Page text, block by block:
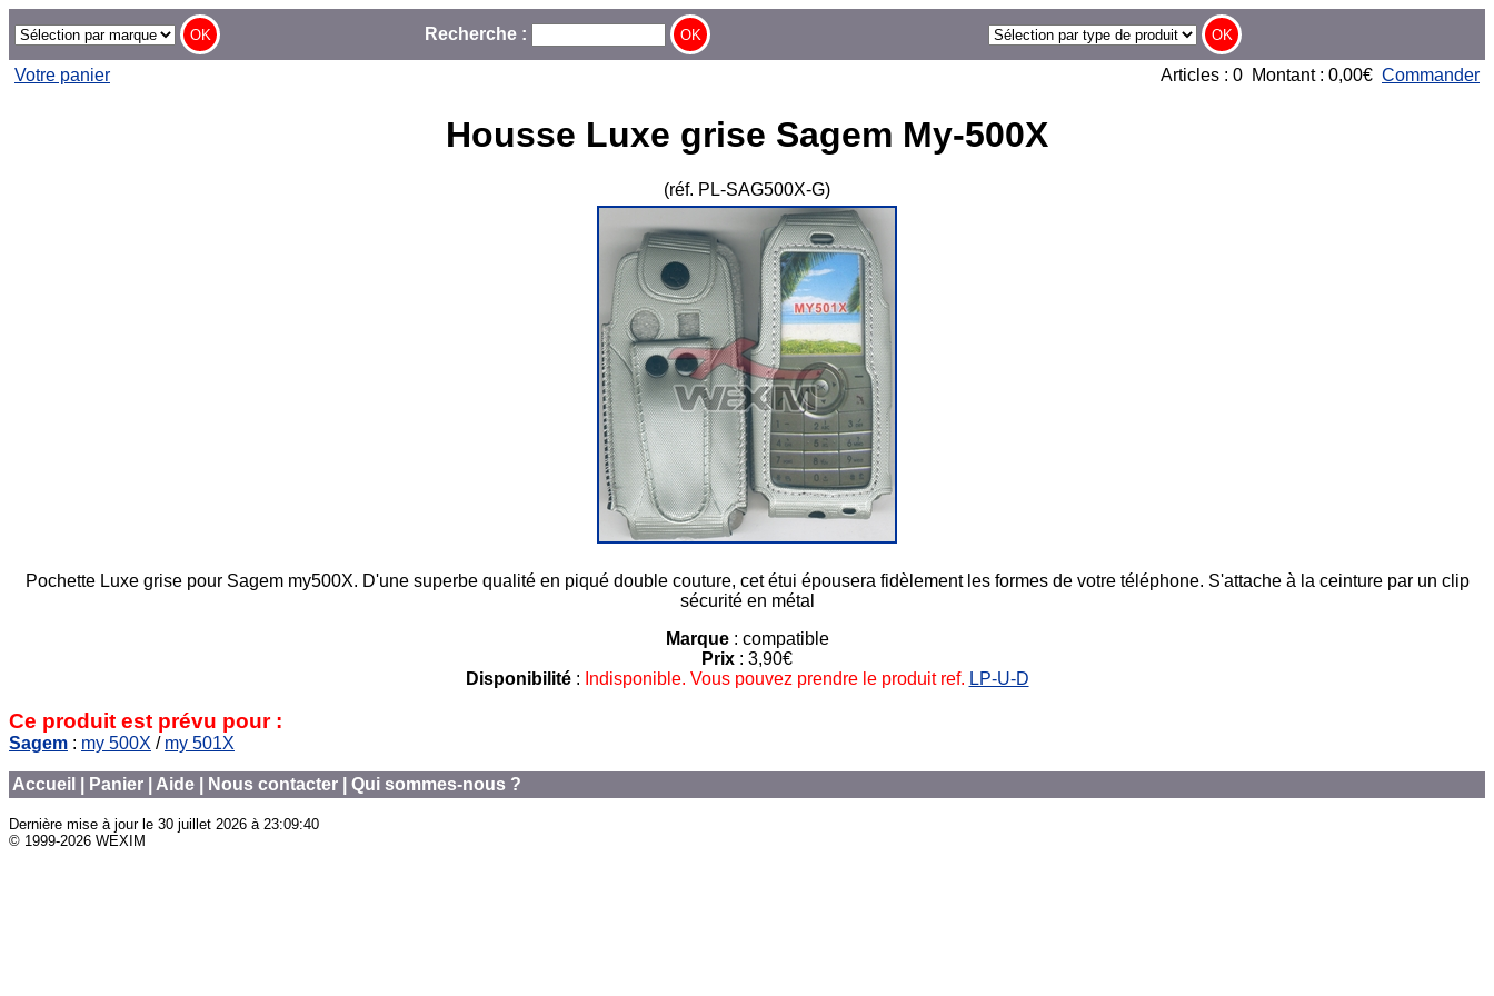
Recherche :
Votre panier Articles : 0 Montant : 0,00€ Commander
Housse Luxe grise Sagem My-500X
(réf. PL-SAG500X-G)
Pochette Luxe grise pour Sagem my500X. D'une superbe qualité en piqué double couture, cet étui épousera fidèlement les formes de votre téléphone. S'attache à la ceinture par un clip
sécurité en métal
Marque: compatible
Prix : 3,90€
Disponibilité: Indisponible. Vous pouvez prendre le produit ref. LP-U-D
Ce produit est prévu pour :
Sagem : my 500X / my 501X
Accueil Panier Aide Nous contacter Qui sommes-nous ?
Dernière mise à jour le 30 juillet 2026 à 23:09:40
© 1999-2026 WEXIM